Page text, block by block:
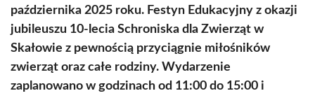
października 2025 roku. Festyn Edukacyjny z okazji
jubileuszu 10-lecia Schroniska dla Zwierząt w
Skałowie z pewnością przyciągnie miłośników
zwierząt oraz całe rodziny. Wydarzenie
zaplanowano w godzinach od 11:00 do 15:00 i